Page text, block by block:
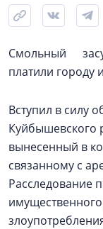
Смольный
платили городу
Вступил в силу
Куйбышевского
вынесенный в
связанному с
Расследование